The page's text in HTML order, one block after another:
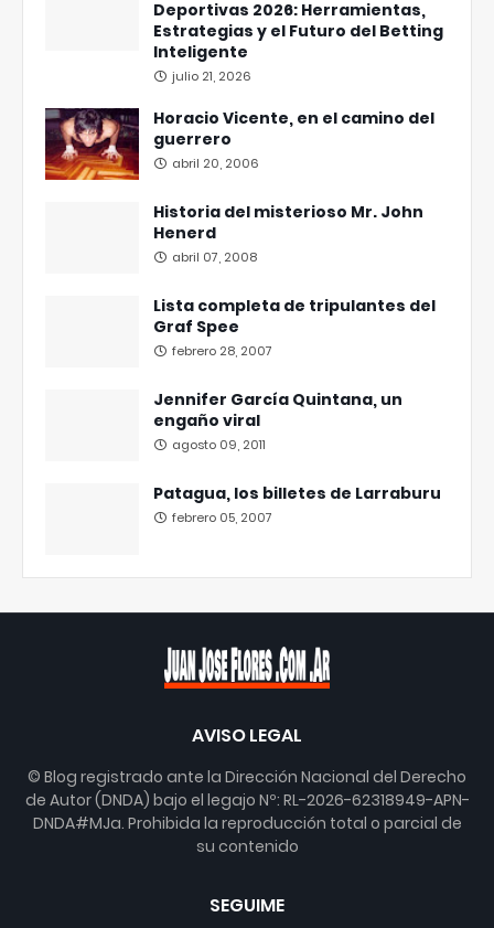
Deportivas 2026: Herramientas,
Estrategias y el Futuro del Betting
Inteligente
julio 21, 2026
Horacio Vicente, en el camino del
guerrero
abril 20, 2006
Historia del misterioso Mr. John
Henerd
abril 07, 2008
Lista completa de tripulantes del
Graf Spee
febrero 28, 2007
Jennifer García Quintana, un
engaño viral
agosto 09, 2011
Patagua, los billetes de Larraburu
febrero 05, 2007
AVISO LEGAL
© Blog registrado ante la Dirección Nacional del Derecho
de Autor (DNDA) bajo el legajo Nº: RL-2026-62318949-APN-
DNDA#MJa. Prohibida la reproducción total o parcial de
su contenido
SEGUIME